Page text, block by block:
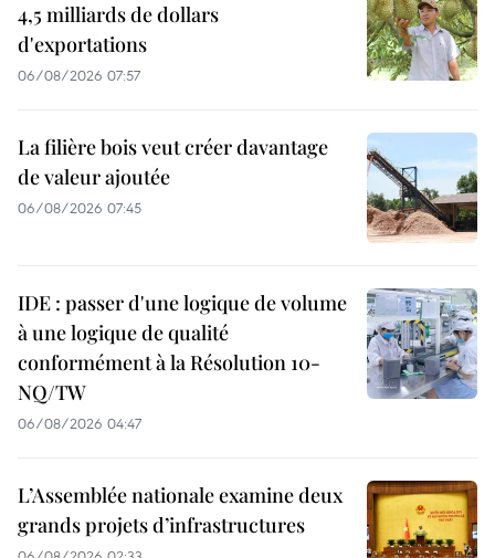
4,5 milliards de dollars
d'exportations
06/08/2026 07:57
La filière bois veut créer davantage
de valeur ajoutée
06/08/2026 07:45
IDE : passer d'une logique de volume
à une logique de qualité
conformément à la Résolution 10-
NQ/TW
06/08/2026 04:47
L’Assemblée nationale examine deux
grands projets d’infrastructures